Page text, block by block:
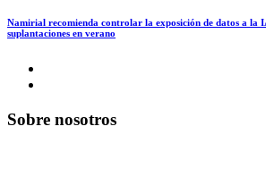
Namirial recomienda controlar la exposición de datos a la
suplantaciones en verano
Sobre nosotros